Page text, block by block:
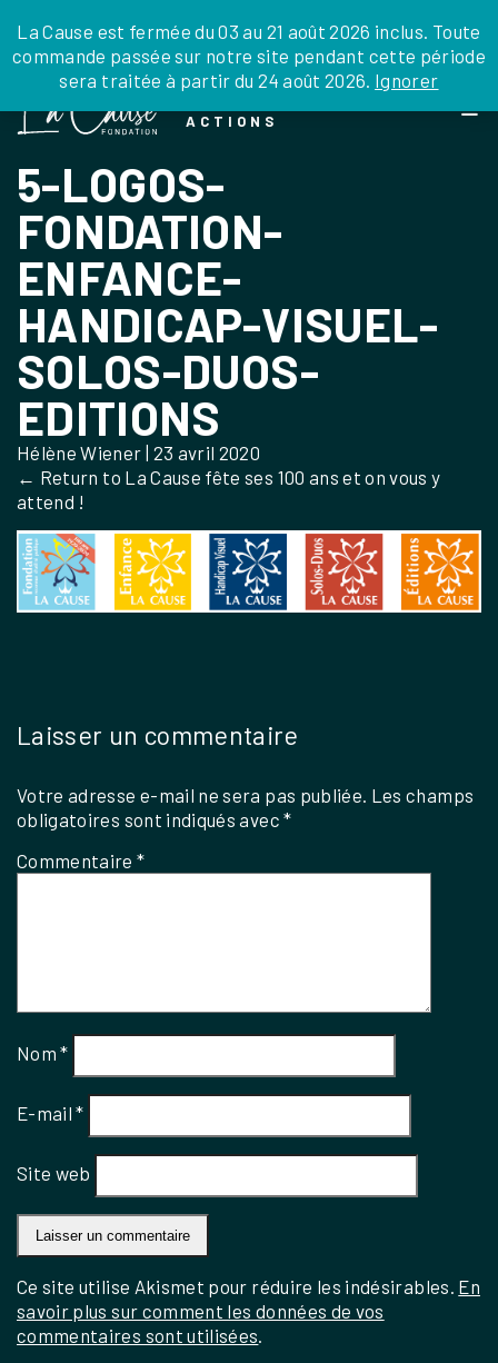
to
the
La Cause est fermée du 03 au 21 août 2026 inclus. Toute
commande passée sur notre site pendant cette période
sera traitée à partir du 24 août 2026. Ignorer
JE DONNE JE PARRAINE NOUS SOUTENIR
DEPUIS LA FRANCE
DEPUIS L’INTERNATIONAL
EN TANT QU’ORGANISATION
0 ARTICLE
ACTIONS
5-LOGOS-
FONDATION-
ENFANCE-
HANDICAP-VISUEL-
SOLOS-DUOS-
EDITIONS
Hélène Wiener | 23 avril 2020
← Return to La Cause fête ses 100 ans et on vous y
attend !
Laisser un commentaire
Votre adresse e-mail ne sera pas publiée. Les champs
obligatoires sont indiqués avec*
Commentaire*
Nom*
E-mail*
Site web
Ce site utilise Akismet pour réduire les indésirables. En
savoir plus sur comment les données de vos
commentaires sont utilisées